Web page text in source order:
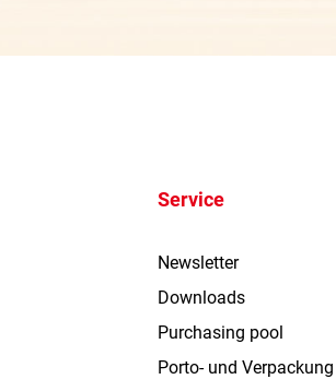
Service
Newsletter
Downloads
Purchasing pool
Porto- und Verpackung